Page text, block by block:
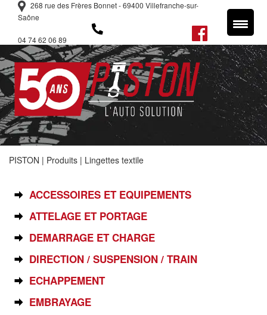
268 rue des Frères Bonnet - 69400 Villefranche-sur-
Saône
04 74 62 06 89
PISTON | Produits | Lingettes textile
ACCESSOIRES ET EQUIPEMENTS
ATTELAGE ET PORTAGE
DEMARRAGE ET CHARGE
DIRECTION / SUSPENSION / TRAIN
ECHAPPEMENT
EMBRAYAGE